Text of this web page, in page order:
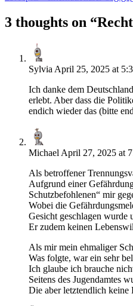
3 thoughts on “
Sylvia April 25, 2025 at
Ich danke dem
erlebt. Aber dass die
endich wieder das (bitte
Michael April 27, 2025 at
Als betroffener
Aufgrund einer
Schutzbefohlenen“ mir
Wobei die
Gesicht geschlagen wurde
Er zudem keinen
Als mir mein ehmaliger
Was folgte, war ein sehr
Ich glaube ich brauche
Seitens des Jugendamtes
Die aber letztendlich keine